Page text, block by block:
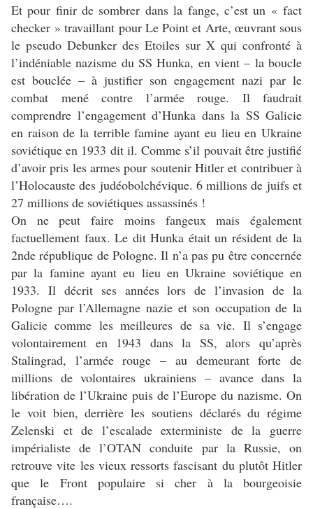
Et pour finir de sombrer dans la fange, c’est un « fact
checker » travaillant pour Le Point et Arte, œuvrant sous
le pseudo Debunker des Etoiles sur X qui confronté à
l’indéniable nazisme du SS Hunka, en vient – la boucle
est bouclée – à justifier son engagement nazi par le
combat mené contre l’armée rouge. Il faudrait
comprendre l’engagement d’Hunka dans la SS Galicie
en raison de la terrible famine ayant eu lieu en Ukraine
soviétique en 1933 dit il. Comme s’il pouvait être justifié
d’avoir pris les armes pour soutenir Hitler et contribuer à
l’Holocauste des judéobolchévique. 6 millions de juifs et
27 millions de soviétiques assassinés !
On ne peut faire moins fangeux mais également
factuellement faux. Le dit Hunka était un résident de la
2nde république de Pologne. Il n’a pas pu être concernée
par la famine ayant eu lieu en Ukraine soviétique en
1933. Il décrit ses années lors de l’invasion de la
Pologne par l’Allemagne nazie et son occupation de la
Galicie comme les meilleures de sa vie. Il s’engage
volontairement en 1943 dans la SS, alors qu’après
Stalingrad, l’armée rouge – au demeurant forte de
millions de volontaires ukrainiens – avance dans la
libération de l’Ukraine puis de l’Europe du nazisme. On
le voit bien, derrière les soutiens déclarés du régime
Zelenski et de l’escalade exterministe de la guerre
impérialiste de l’OTAN conduite par la Russie, on
retrouve vite les vieux ressorts fascisant du plutôt Hitler
que le Front populaire si cher à la bourgeoisie
française….